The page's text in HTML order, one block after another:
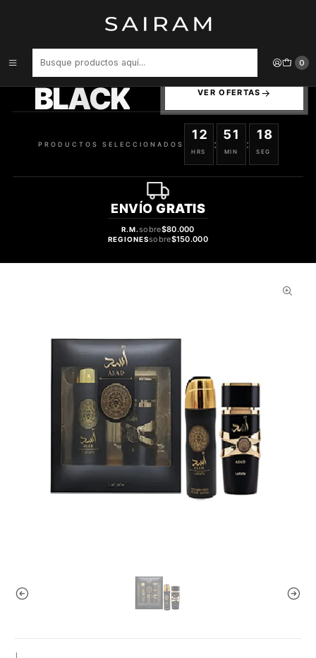
0
PERFUME LATTAFA ASAD HOMBRE EDP 100 ML / DESODORANTE
BLACK VER OFERTAS
PRODUCTOS SELECCIONADOS
12
HRS
:
51
MIN
:
18
SEG
ENVÍO GRATIS
R.M.sobre$80.000
REGIONESsobre$150.000